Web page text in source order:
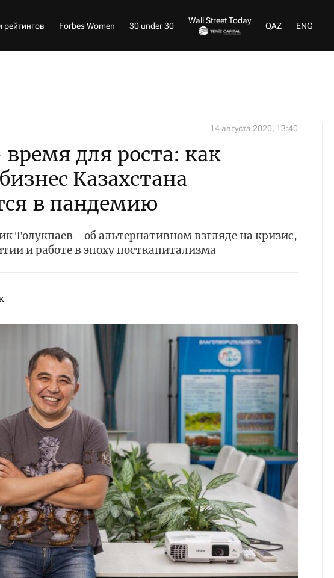
рейтингов Forbes Women 30 under 30
Wall Street Today
QAZ ENG
14 августа 2020, 13:40
для роста: как
Казахстана
в пандемию
Толукпаев - об альтернативном взгляде на кризис,
и работе в эпоху посткапитализма